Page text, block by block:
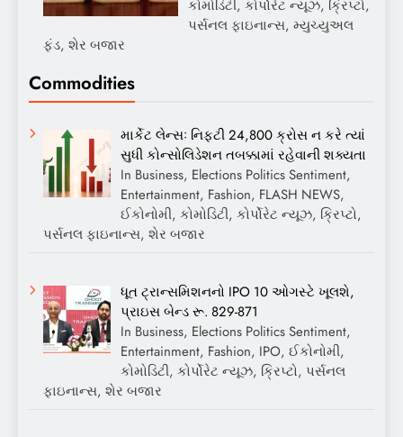
કોમોડિટી, કોર્પોરેટ ન્યૂઝ, ક્રિપ્ટો,
પર્સનલ ફાઇનાન્સ, મ્યુચ્યુઅલ
ફંડ, શેર બજાર
Commodities
માર્કેટ લેન્સઃ નિફ્ટી 24,800 ક્રોસ ન કરે ત્યાં
સુધી કોન્સોલિડેશન તબક્કામાં રહેવાની શક્યતા
In Business, Elections Politics Sentiment,
Entertainment, Fashion, FLASH NEWS,
ઈકોનોમી, કોમોડિટી, કોર્પોરેટ ન્યૂઝ, ક્રિપ્ટો,
પર્સનલ ફાઇનાન્સ, શેર બજાર
ધૂત ટ્રાન્સમિશનનો IPO 10 ઓગસ્ટે ખૂલશે,
પ્રાઇસ બેન્ડ રૂ. 829-871
In Business, Elections Politics Sentiment,
Entertainment, Fashion, IPO, ઈકોનોમી,
કોમોડિટી, કોર્પોરેટ ન્યૂઝ, ક્રિપ્ટો, પર્સનલ
ફાઇનાન્સ, શેર બજાર